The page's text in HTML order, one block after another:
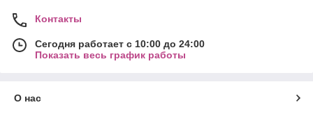
Контакты
Сегодня работает с 10:00 до 24:00
Показать весь график работы
О нас